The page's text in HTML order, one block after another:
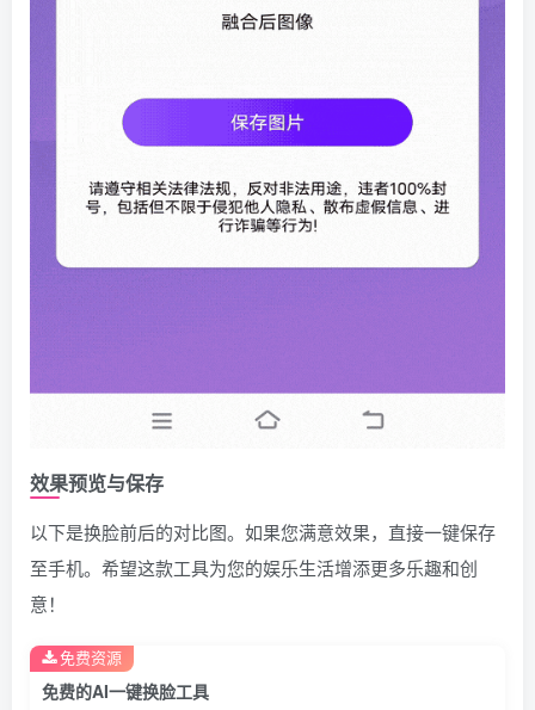
效果预览与保存
以下是换脸前后的对比图。如果您满意效果，直接一键保存
至手机。希望这款工具为您的娱乐生活增添更多乐趣和创
意！
免费的AI一键换脸工具
免费资源